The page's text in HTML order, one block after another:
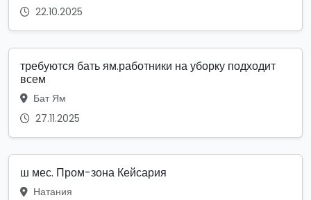
22.10.2025
требуются бать ям.работники на уборку подходит
всем
Бат Ям
27.11.2025
ш мес. Пром-зона Кейсария
Натания